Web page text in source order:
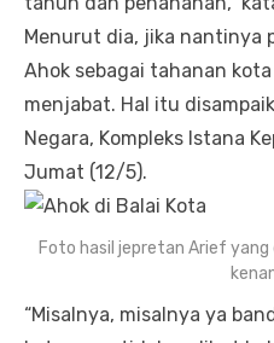
Menurut dia, jika nantinya
Ahok sebagai tahanan
menjabat. Hal itu
Negara, Kompleks Istana
Jumat (12/5).
Foto hasil jepretan Arief yang
“Misalnya, misalnya ya